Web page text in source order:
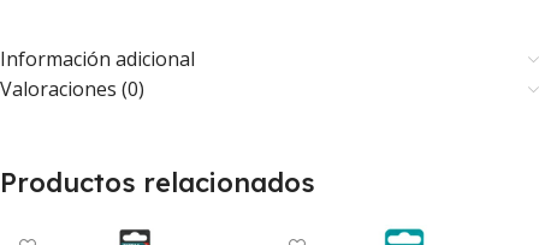
Información adicional
Valoraciones (0)
Productos relacionados